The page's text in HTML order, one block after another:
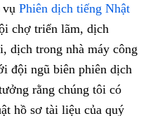
vụ Phiên dịch tiếng Nhật
chợ triển lãm, dịch
dịch trong nhà máy công
đội ngũ biên phiên dịch
rằng chúng tôi có
hồ sơ tài liệu của quý